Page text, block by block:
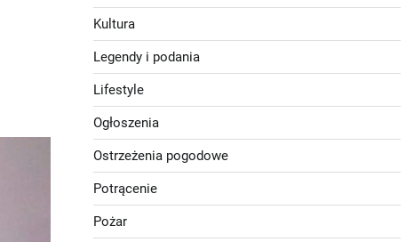
Kultura
Legendy i podania
Lifestyle
Ogłoszenia
Ostrzeżenia pogodowe
Potrącenie
Pożar